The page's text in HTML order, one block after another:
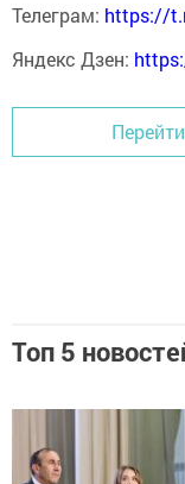
Телеграм: https://
Яндекс Дзен:
Топ 5